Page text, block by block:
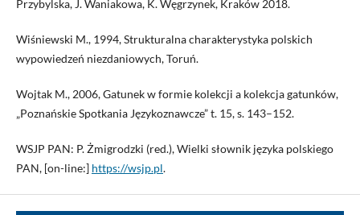
Przybylska, J. Waniakowa, K. Węgrzynek, Kraków 2018.
Wiśniewski M., 1994, Strukturalna charakterystyka polskich
wypowiedzeń niezdaniowych, Toruń.
Wojtak M., 2006, Gatunek w formie kolekcji a kolekcja gatunków,
„Poznańskie Spotkania Językoznawcze” t. 15, s. 143–152.
WSJP PAN: P. Żmigrodzki (red.), Wielki słownik języka polskiego
PAN, [on-line:] https://wsjp.pl.